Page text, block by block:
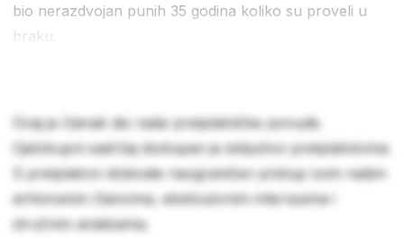
bio nerazdvojan punih 35 godina koliko su proveli u
braku.
Ovaj je članak dio naše pretplatničke ponude.
Cjelokupni sadržaj dostupan je isključivo pretplatnicima.
S pretplatom dobivate neograničen pristup svim našim
arhiviranim člancima, ekskluzivnim intervjuima i
stručnim analizama.